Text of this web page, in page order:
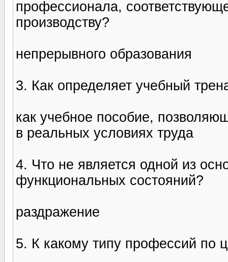
профессионала,
производству?
непрерывного образования
3. Как определяет учебный
как учебное пособие,
в реальных условиях труда
4. Что не является одной из
функциональных состояний?
раздражение
5. К какому типу профессий по